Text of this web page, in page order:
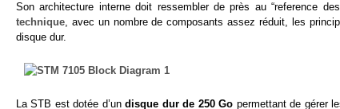
Son architecture interne doit ressembler de près au “reference
technique, avec un nombre de composants assez réduit, les
disque dur.
La STB est dotée d’undisque dur de 250 Go permettant de gérer